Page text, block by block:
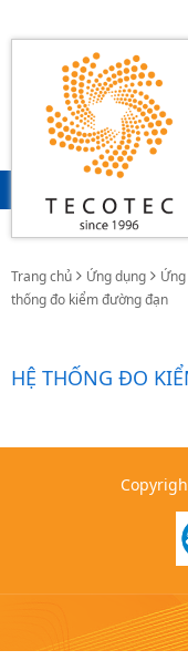
Trang chủ Ứng dụng
thống đo kiểm đường đạn
HỆ THỐNG ĐO